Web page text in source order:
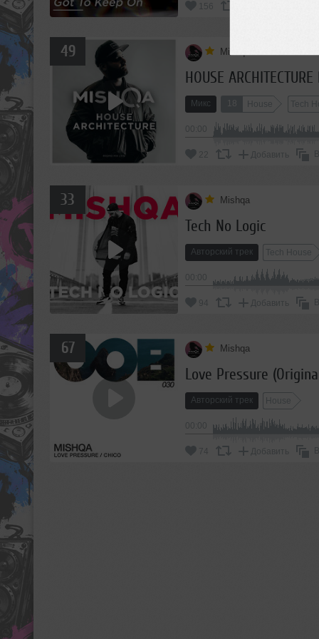
156
49 Mishqa
HOUSE
Микс House Tech
22 Добавить
33 Mishqa
Tech No Logic
Авторский трек Tech House
94 Добавить
67 Mishqa
Love Pressure
Авторский трек House
74 Добавить